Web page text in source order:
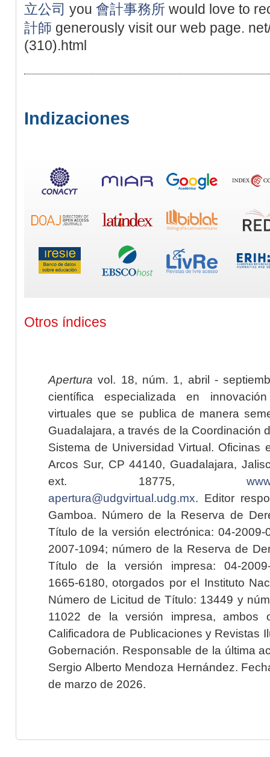
立公司 you 會計事務所 would love to
計師 generously visit our web page.
(310).html
Indizaciones
Otros índices
Apertura vol. 18, núm. 1, abril -
científica especializada en
virtuales que se publica de manera
Guadalajara, a través de la Coordinación
Sistema de Universidad Virtual. Oficinas
Arcos Sur, CP 44140, Guadalajara,
ext. 18775,
apertura@udgvirtual.udg.mx. Editor
Gamboa. Número de la Reserva de
Título de la versión electrónica: 04-2009-
2007-1094; número de la Reserva de
Título de la versión impresa: 04-2009-
1665-6180, otorgados por el Instituto
Número de Licitud de Título: 13449 y
11022 de la versión impresa, ambos
Calificadora de Publicaciones y Revistas
Gobernación. Responsable de la última
Sergio Alberto Mendoza Hernández.
de marzo de 2026.